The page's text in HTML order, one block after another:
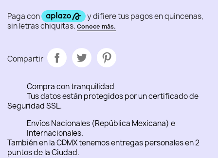
Compartir
Compra con tranquilidad
Tus datos están protegidos por un certificado de
Seguridad SSL.
Envíos Nacionales (República Mexicana) e
Internacionales.
También en la CDMX tenemos entregas personales en 2
puntos de la Ciudad.